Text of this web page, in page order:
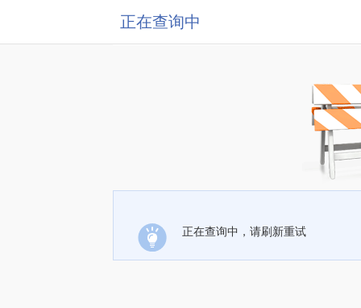
正在查询中
正在查询中，请刷新重试